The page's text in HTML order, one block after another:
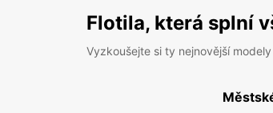
Flotila, která splní
Vyzkoušejte si ty nejnovější